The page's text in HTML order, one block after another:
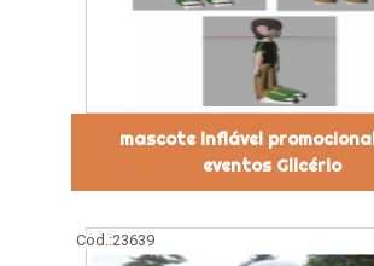
mascote inflável
eventos Glicério
Cod.:23639